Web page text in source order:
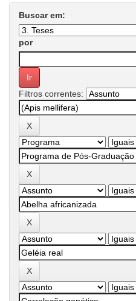
Buscar em:
por
Filtros correntes: